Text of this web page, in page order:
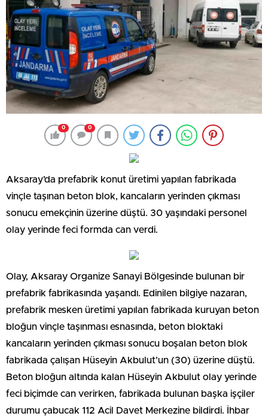
0 0
Aksaray’da prefabrik konut üretimi yapılan fabrikada
vinçle taşınan beton blok, kancaların yerinden çıkması
sonucu emekçinin üzerine düştü. 30 yaşındaki personel
olay yerinde feci formda can verdi.
Olay, Aksaray Organize Sanayi Bölgesinde bulunan bir
prefabrik fabrikasında yaşandı. Edinilen bilgiye nazaran,
prefabrik mesken üretimi yapılan fabrikada kuruyan beton
bloğun vinçle taşınması esnasında, beton bloktaki
kancaların yerinden çıkması sonucu boşalan beton blok
fabrikada çalışan Hüseyin Akbulut’un (30) üzerine düştü.
Beton bloğun altında kalan Hüseyin Akbulut olay yerinde
feci biçimde can verirken, fabrikada bulunan başka işçiler
durumu çabucak 112 Acil Davet Merkezine bildirdi. İhbar